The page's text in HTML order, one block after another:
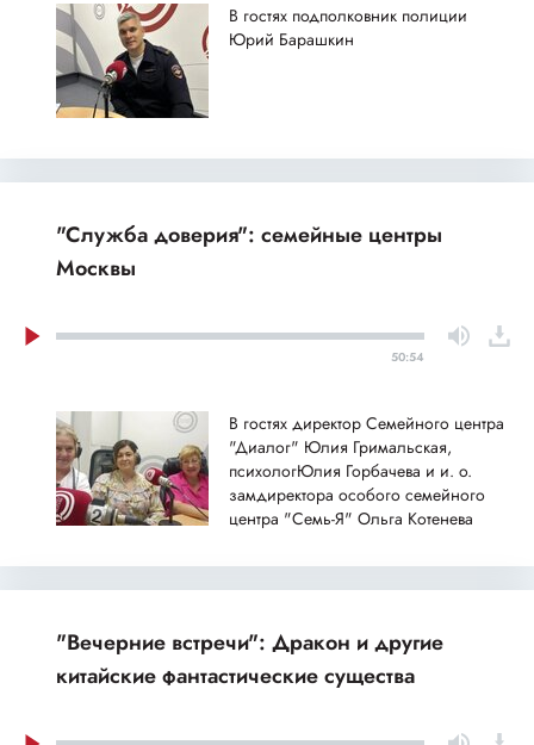
В гостях подполковник полиции
Юрий Барашкин
"Служба доверия": семейные центры
Москвы
50:54
В гостях директор Семейного центра
"Диалог" Юлия Гримальская,
психологЮлия Горбачева и и. о.
замдиректора особого семейного
центра "Семь-Я" Ольга Котенева
"Вечерние встречи": Дракон и другие
китайские фантастические существа